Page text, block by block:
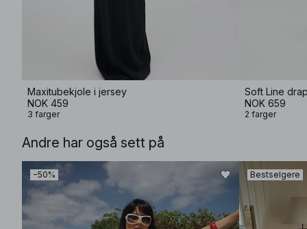
Maxitubekjole i jersey
NOK 459
3 farger
Soft Line
NOK 659
2 farger
Andre har også sett på
−50% Bestselgere